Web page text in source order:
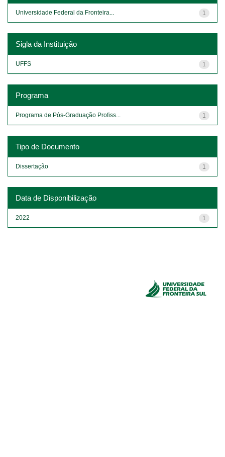
1
Universidade Federal da Fronteira...
Sigla da Instituição
1
UFFS
Programa
1
Programa de Pós-Graduação Profiss...
Tipo de Documento
1
Dissertação
Data de Disponibilização
1
2022